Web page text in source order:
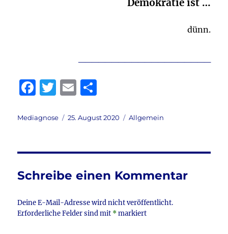
Demokratie ist …
dünn.
F
c
b
o
o
k
T
it
r
E
ai le
Autor
Mediagnose
Veröffentlicht
25. August 2020 Kategorien
Allgemein
Schreibe einen Kommentar
Deine E-Mail-Adresse wird nicht veröffentlicht.
Erforderliche Felder sind mit *markiert